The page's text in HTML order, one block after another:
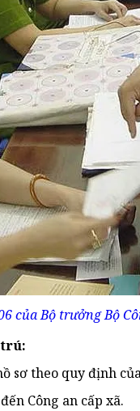
của Bộ trưởng Bộ
sơtheo quy định
đến Công an cấp xã.